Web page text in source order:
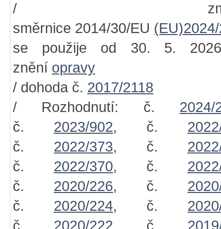
/
směrnice 2014/30/EU
se použije od 30. 5.
znění opravy
/ dohoda č. 2017/2118
/ Rozhodnutí: č. 2024/
č. 2023/902, č.
č. 2022/373, č.
č. 2022/370, č.
č. 2020/226, č.
č. 2020/224, č.
č. 2020/222 , č.